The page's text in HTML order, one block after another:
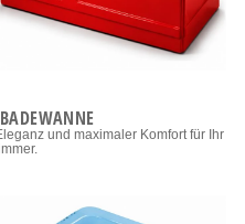
und maximaler Komfort für Ihr